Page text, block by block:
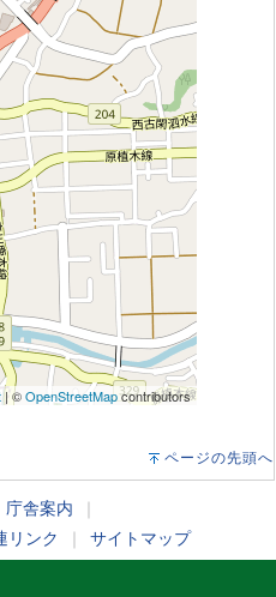
| ©OpenStreetMapcontributors
ページの先頭へ
庁舎案内
リンク サイトマップ